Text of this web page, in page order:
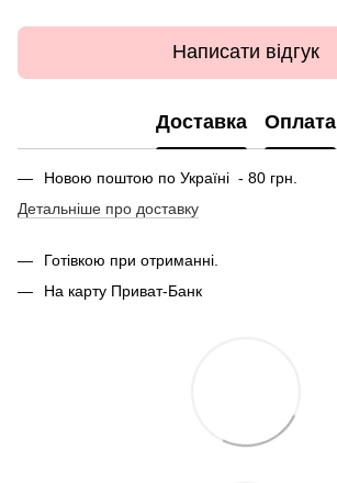
Написати відгук
Доставка Оплата
Новою поштою по Україні - 80 грн.
Детальніше про доставку
Готівкою при отриманні.
На карту Приват-Банк